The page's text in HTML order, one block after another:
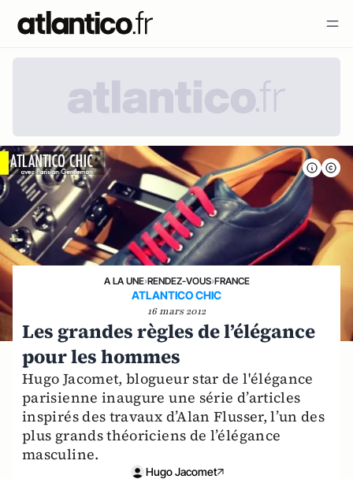
A LA UNE›RENDEZ-VOUS›FRANCE
ATLANTICO CHIC
16 mars 2012
Les grandes règles de l’élégance
pour les hommes
Hugo Jacomet, blogueur star de l'élégance
parisienne inaugure une série d’articles
inspirés des travaux d’Alan Flusser, l’un des
plus grands théoriciens de l’élégance
masculine.
Hugo Jacomet